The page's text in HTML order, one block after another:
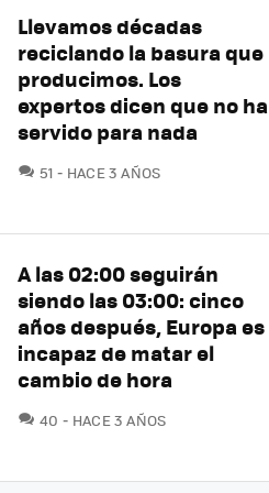
Llevamos décadas
reciclando la basura que
producimos. Los
expertos dicen que no ha
servido para nada
51 COMENTARIOS
HACE 3 AÑOS
A las 02:00 seguirán
siendo las 03:00: cinco
años después, Europa es
incapaz de matar el
cambio de hora
40 COMENTARIOS
HACE 3 AÑOS